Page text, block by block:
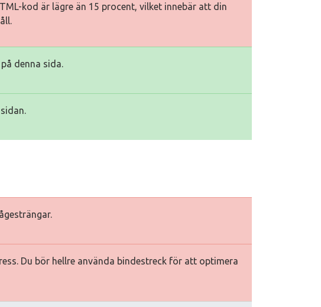
kod är lägre än 15 procent, vilket innebär att din
denna sida.
Du bör hellre använda bindestreck för att optimera